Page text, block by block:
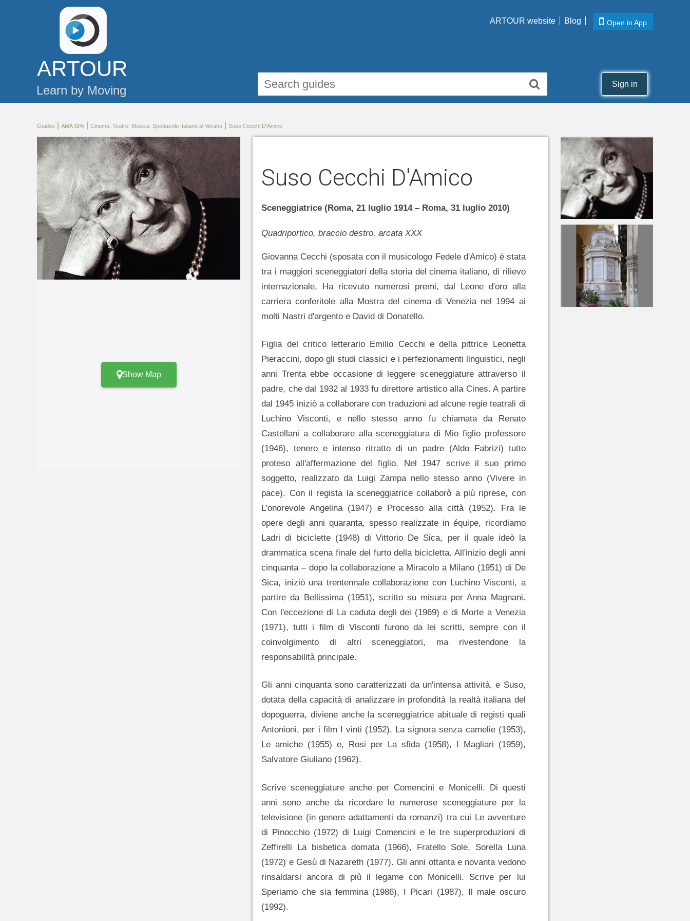
ARTOUR
Learn by Moving
ARTOUR website Blog Open in App
Sign in
Guides AMA SPA Cinema, Teatro, Musica, Spettacolo Italiano al Verano Suso Cecchi D'Amico
Show Map
Suso Cecchi D'Amico
Sceneggiatrice (Roma, 21 luglio 1914 – Roma, 31 luglio 2010)
Quadriportico, braccio destro, arcata XXX
Giovanna Cecchi (sposata con il musicologo Fedele d'Amico) è stata
tra i maggiori sceneggiatori della storia del cinema italiano, di rilievo
internazionale, Ha ricevuto numerosi premi, dal Leone d'oro alla
carriera conferitole alla Mostra del cinema di Venezia nel 1994 ai
molti Nastri d'argento e David di Donatello.
Figlia del critico letterario Emilio Cecchi e della pittrice Leonetta
Pieraccini, dopo gli studi classici e i perfezionamenti linguistici, negli
anni Trenta ebbe occasione di leggere sceneggiature attraverso il
padre, che dal 1932 al 1933 fu direttore artistico alla Cines. A partire
dal 1945 iniziò a collaborare con traduzioni ad alcune regie teatrali di
Luchino Visconti, e nello stesso anno fu chiamata da Renato
Castellani a collaborare alla sceneggiatura di Mio figlio professore
(1946), tenero e intenso ritratto di un padre (Aldo Fabrizi) tutto
proteso all'affermazione del figlio. Nel 1947 scrive il suo primo
soggetto, realizzato da Luigi Zampa nello stesso anno (Vivere in
pace). Con il regista la sceneggiatrice collaborò a più riprese, con
L'onorevole Angelina (1947) e Processo alla città (1952). Fra le
opere degli anni quaranta, spesso realizzate in équipe, ricordiamo
Ladri di biciclette (1948) di Vittorio De Sica, per il quale ideò la
drammatica scena finale del furto della bicicletta. All'inizio degli anni
cinquanta ‒ dopo la collaborazione a Miracolo a Milano (1951) di De
Sica, iniziò una trentennale collaborazione con Luchino Visconti, a
partire da Bellissima (1951), scritto su misura per Anna Magnani.
Con l'eccezione di La caduta degli dei (1969) e di Morte a Venezia
(1971), tutti i film di Visconti furono da lei scritti, sempre con il
coinvolgimento di altri sceneggiatori, ma rivestendone la
responsabilità principale.
Gli anni cinquanta sono caratterizzati da un'intensa attività, e Suso,
dotata della capacità di analizzare in profondità la realtà italiana del
dopoguerra, diviene anche la sceneggiatrice abituale di registi quali
Antonioni, per i film I vinti (1952), La signora senza camelie (1953),
Le amiche (1955) e, Rosi per La sfida (1958), I Magliari (1959),
Salvatore Giuliano (1962).
Scrive sceneggiature anche per Comencini e Monicelli. Di questi
anni sono anche da ricordare le numerose sceneggiature per la
televisione (in genere adattamenti da romanzi) tra cui Le avventure
di Pinocchio (1972) di Luigi Comencini e le tre superproduzioni di
Zeffirelli La bisbetica domata (1966), Fratello Sole, Sorella Luna
(1972) e Gesù di Nazareth (1977). Gli anni ottanta e novanta vedono
rinsaldarsi ancora di più il legame con Monicelli. Scrive per lui
Speriamo che sia femmina (1986), I Picari (1987), Il male oscuro
(1992).